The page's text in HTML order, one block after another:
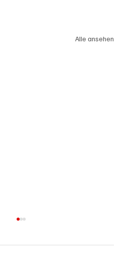
Alle ansehen